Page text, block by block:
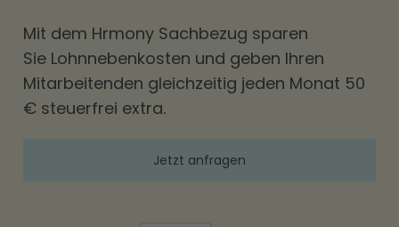
Mit dem Hrmony Sachbezug sparen
Sie Lohnnebenkosten und geben Ihren
Mitarbeitenden gleichzeitig jeden Monat 50
€ steuerfrei extra.
Jetzt anfragen